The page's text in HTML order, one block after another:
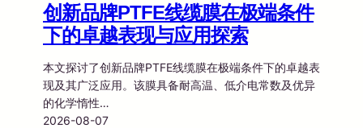
创新品牌PTFE线缆膜在极端条件
下的卓越表现与应用探索
本文探讨了创新品牌PTFE线缆膜在极端条件下的卓越表
现及其广泛应用。该膜具备耐高温、低介电常数及优异
的化学惰性…
2026-08-07